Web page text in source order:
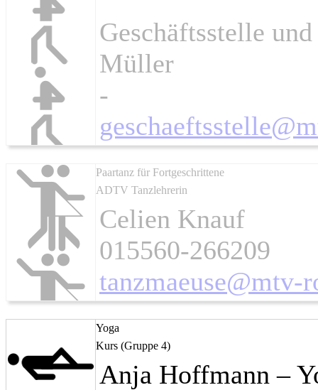
Geschäftsstelle
Müller
-
Paartanz für Fortgeschrittene
ADTV Tanzlehrerin
Celien Knauf
015560-266209
tanzmaeuse@mtv-
Yoga
Kurs (Gruppe 4)
Anja Hoffmann –